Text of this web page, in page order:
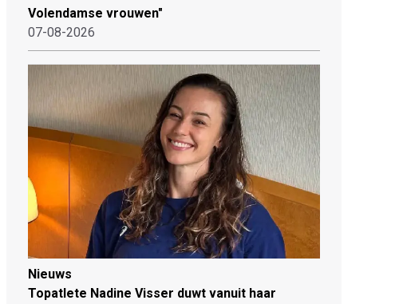
Volendamse vrouwen"
07-08-2026
Nieuws
Topatlete Nadine Visser duwt vanuit haar